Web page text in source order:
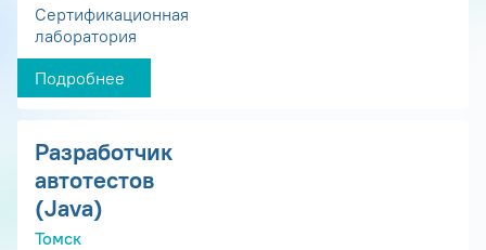
Сертификационная
лаборатория
Подробнее
Разработчик
автотестов
(Java)
Томск